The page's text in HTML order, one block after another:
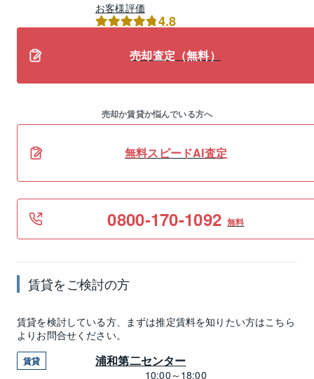
お客様評価
4.8
売却査定（無料）
売却か賃貸か悩んでいる方へ
無料スピードAI査定
0800-170-1092 無料
賃貸をご検討の方
賃貸を検討している方、まずは推定賃料を知りたい方はこちら
よりお問合せください。
賃貸 浦和第二センター
10:00～18:00